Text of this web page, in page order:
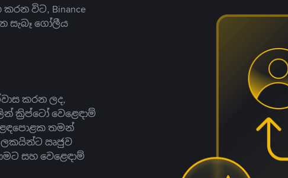
විට, Binance
සැබෑ ගෝලීය
කරන ලද,
ක්‍රිප්ටෝ වෙළෙඳාම්
තමන්
ඍජුව
සහ වෙළෙඳාම්